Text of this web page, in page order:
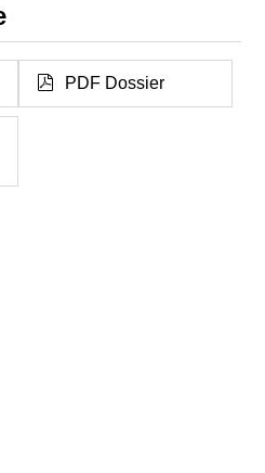
PDF Dossier